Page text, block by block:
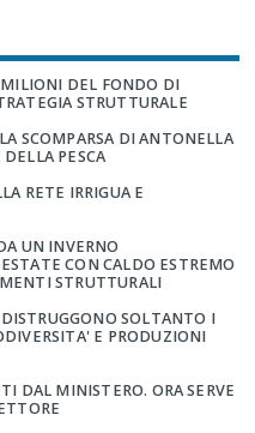
MILIONI DEL FONDO DI
STRUTTURALE
SCOMPARSA DI ANTONELLA
PESCA
RETE IRRIGUA E
UN INVERNO
CON CALDO ESTREMO
STRUTTURALI
SOLTANTO I
E PRODUZIONI
DAL MINISTERO. ORA SERVE